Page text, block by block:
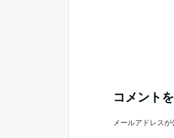
コメント
メールアドレスが